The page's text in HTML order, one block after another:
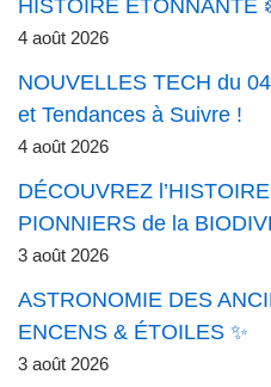
HISTOIRE ÉTONNANTE
4 août 2026
NOUVELLES TECH du
et Tendances à Suivre !
4 août 2026
DÉCOUVREZ
PIONNIERS de la
3 août 2026
ASTRONOMIE DES
ENCENS & ÉTOILES ✨
3 août 2026